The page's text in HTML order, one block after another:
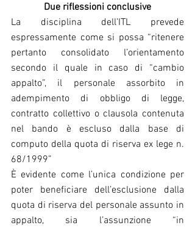
Due riflessioni conclusive
La disciplina dell’ITL prevede
espressamente come si possa “ritenere
pertanto consolidato l’orientamento
secondo il quale in caso di “cambio
appalto”, il personale assorbito in
adempimento di obbligo di legge,
contratto collettivo o clausola contenuta
nel bando è escluso dalla base di
computo della quota di riserva ex lege n.
68/1999”
È evidente come l’unica condizione per
poter beneficiare dell’esclusione dalla
quota di riserva del personale assunto in
appalto, sia l’assunzione “in